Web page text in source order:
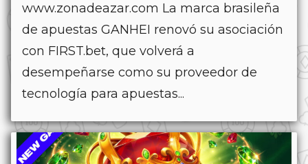
www.zonadeazar.com La marca brasileña
de apuestas GANHEI renovó su asociación
con FIRST.bet, que volverá a
desempeñarse como su proveedor de
tecnología para apuestas...